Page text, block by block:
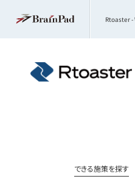
Rtoaster -
できる施策を探す